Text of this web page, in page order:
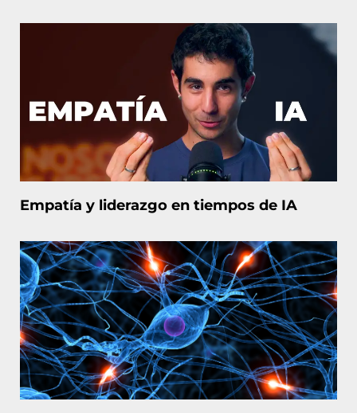
Empatía y liderazgo en tiempos de IA